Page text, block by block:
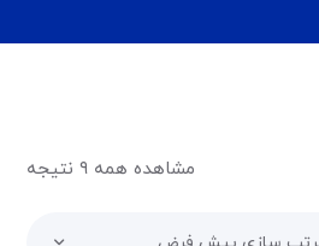
مشاهده همه ۹ نتیجه